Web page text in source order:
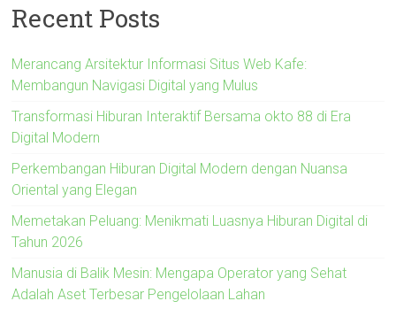
Recent Posts
Merancang Arsitektur Informasi Situs Web Kafe:
Membangun Navigasi Digital yang Mulus
Transformasi Hiburan Interaktif Bersama okto 88 di Era
Digital Modern
Perkembangan Hiburan Digital Modern dengan Nuansa
Oriental yang Elegan
Memetakan Peluang: Menikmati Luasnya Hiburan Digital di
Tahun 2026
Manusia di Balik Mesin: Mengapa Operator yang Sehat
Adalah Aset Terbesar Pengelolaan Lahan